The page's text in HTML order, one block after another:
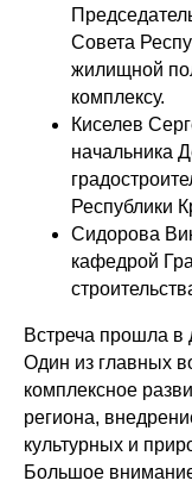
Совета
жилищной
комплексу.
Киселев
начальника
Республики
Сидорова
кафедрой
Встреча прошла в
Один из главных
комплексное
региона,
культурных и
Большое